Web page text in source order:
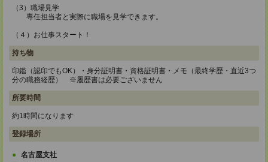
（3）職場見学
専任担当者と実際に職場を見学できます。
（４）お仕事スタート！
持ち物
印鑑（認印でもOK）・身分証明書・資格証明書・メモ（最終学歴・直近3つ
分の職務経歴） ※履歴書は必要ございません
所要時間
約1時間になります
登録場所
名古屋支社